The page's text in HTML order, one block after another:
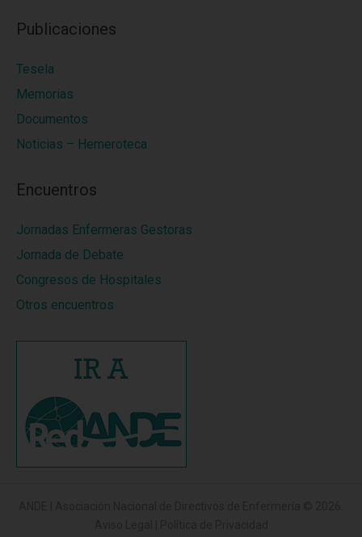
Publicaciones
Tesela
Memorias
Documentos
Noticias – Hemeroteca
Encuentros
Jornadas Enfermeras Gestoras
Jornada de Debate
Congresos de Hospitales
Otros encuentros